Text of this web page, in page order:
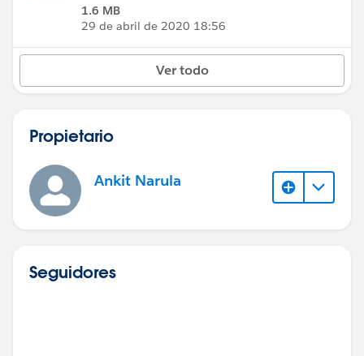
1.6 MB
29 de abril de 2020 18:56
Ver todo
Propietario
Ankit Narula
Seguidores